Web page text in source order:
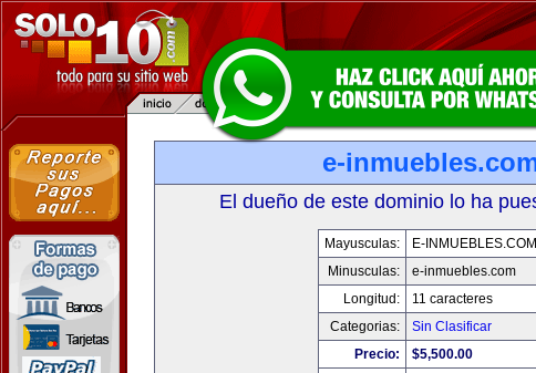
e-
El dueño de este dominio lo ha
Mayusculas:
E-INMUEBLES.COM
Minusculas:
e-inmuebles.com
Longitud:
11 caracteres
Categorias:
Sin Clasificar
Precio:
$5,500.00